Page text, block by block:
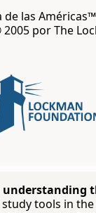
de las
por The
tools in the